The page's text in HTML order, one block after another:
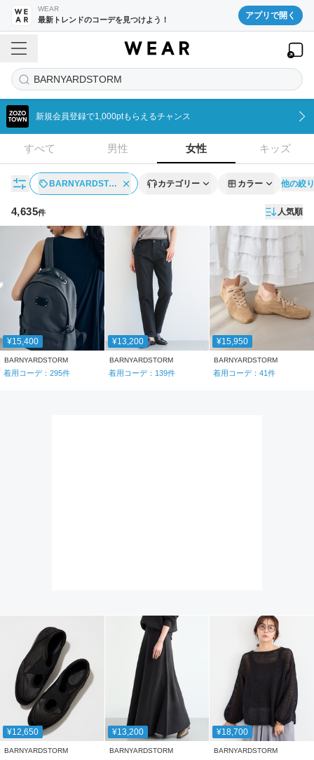
WEAR
最新トレンドのコーデを見つけよう！ アプリで開く
BARNYARDSTORM
新規会員登録で1,000ptもらえるチャンス
すべて 男性 女性 キッズ
BARNYARDST… カテゴリー カラー 他の絞
4,635件 人気順
アイテム一覧
¥15,400
BARNYARDSTORM
着用コーデ： 295件
¥13,200
BARNYARDSTORM
着用コーデ： 139件
¥15,950
BARNYARDSTORM
着用コーデ：41件
¥12,650
BARNYARDSTORM
¥13,200
BARNYARDSTORM
¥18,700
BARNYARDSTORM